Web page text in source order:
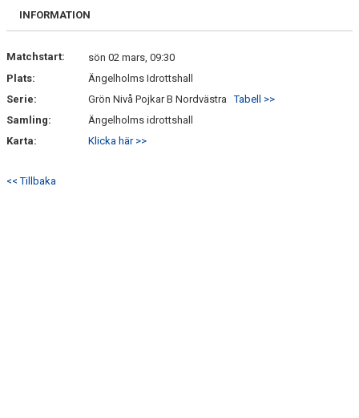
DOKUMENT
KONTAKT
INFORMATION
Matchstart:
sön 02 mars, 09:30
Plats:
Ängelholms Idrottshall
Serie:
Grön Nivå Pojkar B NordvästraTabell >>
Samling:
Ängelholms idrottshall
Karta:
Klicka här >>
<< Tillbaka